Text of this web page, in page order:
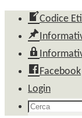
Salta
contenuto
Codice
Facebook
Login
Cerca